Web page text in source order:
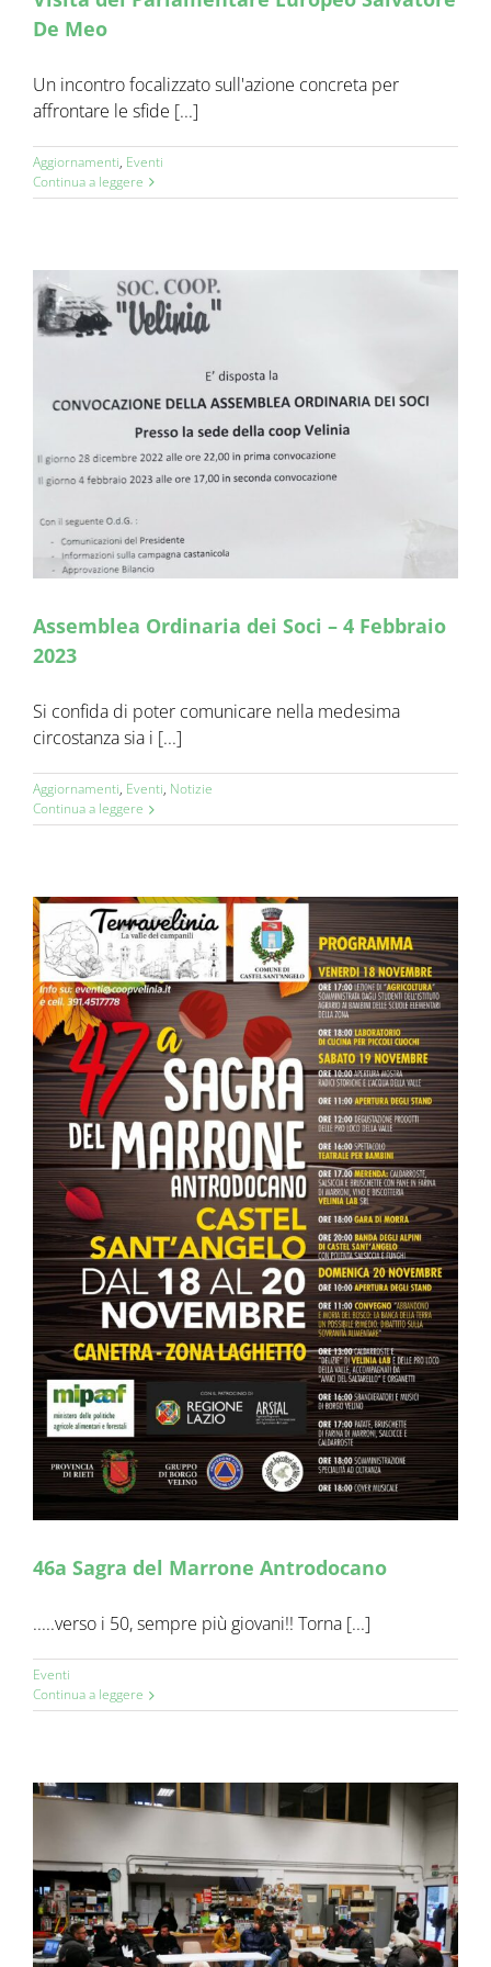
De Meo
Un incontro focalizzato sull'azione concreta per
affrontare le sfide [...]
Aggiornamenti, Eventi
Continua a leggere
Assemblea Ordinaria dei Soci – 4 Febbraio
2023
Si confida di poter comunicare nella medesima
circostanza sia i [...]
Aggiornamenti, Eventi, Notizie
Continua a leggere
46a Sagra del Marrone Antrodocano
.....verso i 50, sempre più giovani!! Torna [...]
Eventi
Continua a leggere